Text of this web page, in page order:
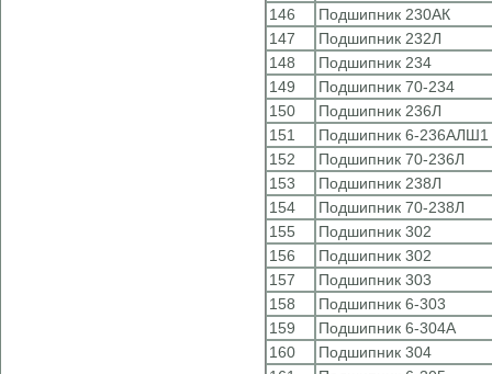
146
Подшипник 230АК
147
Подшипник 232Л
148
Подшипник 234
149
Подшипник 70-234
150
Подшипник 236Л
151
Подшипник 6-236АЛШ1
152
Подшипник 70-236Л
153
Подшипник 238Л
154
Подшипник 70-238Л
155
Подшипник 302
156
Подшипник 302
157
Подшипник 303
158
Подшипник 6-303
159
Подшипник 6-304А
160
Подшипник 304